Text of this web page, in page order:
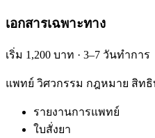
เอกสารเฉพาะทาง
เริ่ม 1,200 บาท · 3–7 วันทำการ
แพทย์ วิศวกรรม กฎหมาย สิท
รายงานการแพทย์
ใบสั่งยา